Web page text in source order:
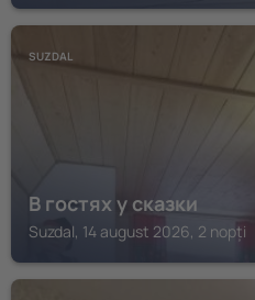
SUZDAL
В гостях у сказки
Suzdal, 14 august 2026, 2 nopți